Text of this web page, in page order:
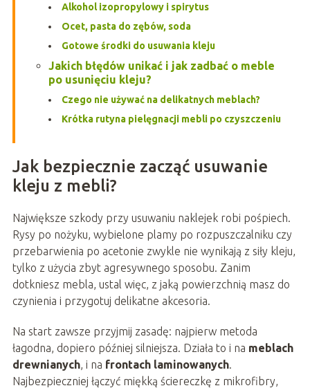
Alkohol izopropylowy i spirytus
Ocet, pasta do zębów, soda
Gotowe środki do usuwania kleju
Jakich błędów unikać i jak zadbać o meble
po usunięciu kleju?
Czego nie używać na delikatnych meblach?
Krótka rutyna pielęgnacji mebli po czyszczeniu
Jak bezpiecznie zacząć usuwanie
kleju z mebli?
Największe szkody przy usuwaniu naklejek robi pośpiech.
Rysy po nożyku, wybielone plamy po rozpuszczalniku czy
przebarwienia po acetonie zwykle nie wynikają z siły kleju,
tylko z użycia zbyt agresywnego sposobu. Zanim
dotkniesz mebla, ustal więc, z jaką powierzchnią masz do
czynienia i przygotuj delikatne akcesoria.
Na start zawsze przyjmij zasadę: najpierw metoda
łagodna, dopiero później silniejsza. Działa to i na meblach
drewnianych, i na frontach laminowanych.
Najbezpieczniej łączyć miękką ściereczkę z mikrofibry,